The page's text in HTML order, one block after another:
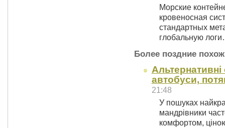
Морские
кровеносная
стандартных
глобальную
Более поздние
автобуси,
21:48
У пошуках
мандрівники
комфортом,